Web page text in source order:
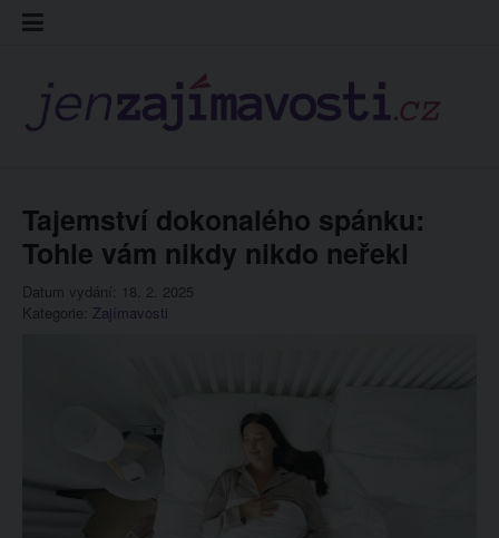
Skip
Tajemství dokonalého spánku:
Tohle vám nikdy nikdo neřekl
Datum vydání: 18. 2. 2025
Kategorie: Zajímavosti